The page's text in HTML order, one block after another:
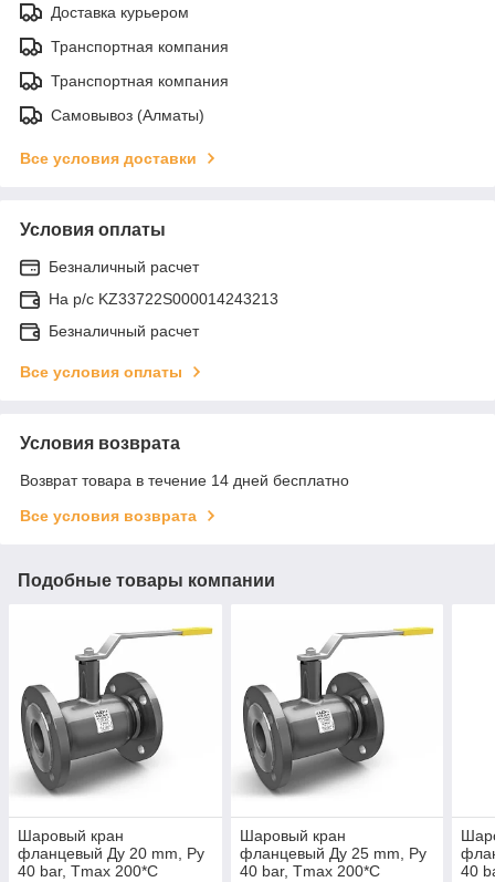
Доставка курьером
Транспортная компания
Транспортная компания
Самовывоз (Алматы)
Все условия доставки
Условия оплаты
Безналичный расчет
На р/c KZ33722S000014243213
Безналичный расчет
Все условия оплаты
Условия возврата
Возврат товара в течение 14 дней бесплатно
Все условия возврата
Подобные товары компании
Шаровый кран
фланцевый Ду 20 mm, Py
40 bar, Tmax 200*C
Шаровый кран
фланцевый Ду 25 mm, Py
40 bar, Tmax 200*C
40